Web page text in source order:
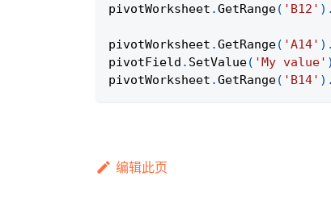
pivotWorksheet .GetRange( 'B12' ) .
pivotWorksheet .GetRange( 'A14' ) .
pivotField . SetValue( 'My value' )
pivotWorksheet .GetRange( 'B14' ) .
编辑此页